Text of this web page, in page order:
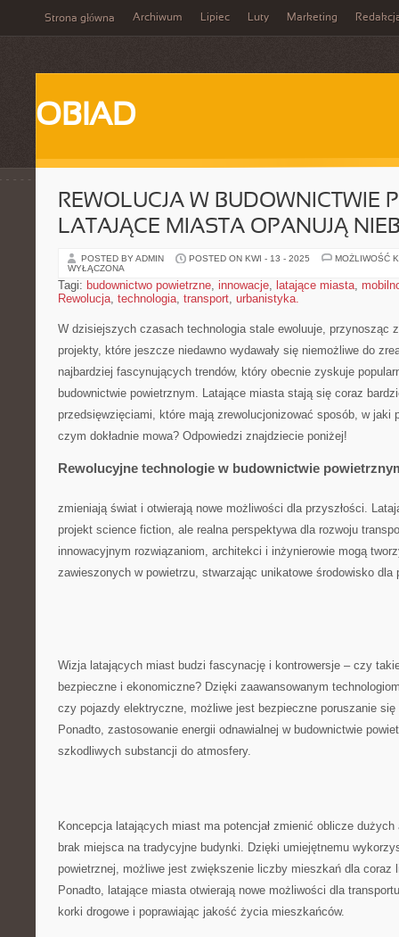
Strona główna Archiwum Lipiec Luty Marketing
OBIAD
REWOLUCJA W BUDOWNICTWIE
LATAJĄCE MIASTA OPANUJĄ
POSTED BY ADMIN POSTED ON KWI - 13 - 2025
MOŻLIWOŚĆ
WYŁĄCZONA
Tagi: budownictwo powietrzne, innowacje, latające miasta,
Rewolucja, technologia, transport, urbanistyka.
W dzisiejszych czasach technologia stale ewoluuje, przynosząc
projekty, które jeszcze niedawno wydawały się ⁢niemożliwe do
najbardziej ⁤fascynujących trendów, który obecnie zyskuje
budownictwie powietrznym. Latające miasta stają się coraz
przedsięwzięciami, które mają zrewolucjonizować sposób, w jaki
czym dokładnie mowa? Odpowiedzi znajdziecie poniżej!
Rewolucyjne technologie w budownictwie
zmieniają świat i⁤ otwierają nowe możliwości dla przyszłości.⁢
projekt science fiction, ale realna ⁣perspektywa dla rozwoju
innowacyjnym rozwiązaniom, architekci i inżynierowie mogą⁤
zawieszonych w⁢ powietrzu, stwarzając ‍unikatowe środowisko dla
Wizja latających miast budzi fascynację i kontrowersje – czy
bezpieczne i ekonomiczne? ​Dzięki zaawansowanym
czy pojazdy​ elektryczne, możliwe jest⁣ bezpieczne poruszanie
Ponadto, zastosowanie energii odnawialnej w budownictwie
szkodliwych ​substancji do atmosfery.
Koncepcja latających miast ma ‍potencjał zmienić ⁣oblicze
brak miejsca na tradycyjne budynki. Dzięki umiejętnemu
powietrznej, możliwe jest zwiększenie liczby mieszkań dla coraz
Ponadto, latające miasta otwierają nowe możliwości dla
korki drogowe i poprawiając jakość życia mieszkańców.